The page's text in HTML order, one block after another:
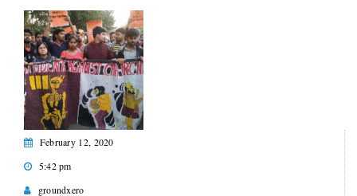
February 12, 2020
5:42 pm
groundxero